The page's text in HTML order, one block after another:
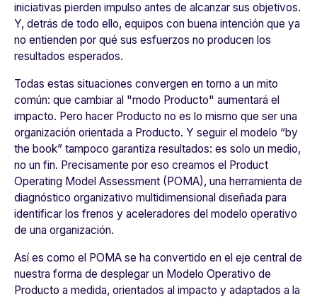
iniciativas pierden impulso antes de alcanzar sus objetivos.
Y, detrás de todo ello, equipos con buena intención que ya
no entienden por qué sus esfuerzos no producen los
resultados esperados.
Todas estas situaciones convergen en torno a un mito
común: que cambiar al "modo Producto" aumentará el
impacto. Pero hacer Producto no es lo mismo que ser una
organización orientada a Producto. Y seguir el modelo “by
the book” tampoco garantiza resultados: es solo un medio,
no un fin. Precisamente por eso creamos el Product
Operating Model Assessment (POMA), una herramienta de
diagnóstico organizativo multidimensional diseñada para
identificar los frenos y aceleradores del modelo operativo
de una organización.
Así es como el POMA se ha convertido en el eje central de
nuestra forma de desplegar un Modelo Operativo de
Producto a medida, orientados al impacto y adaptados a la